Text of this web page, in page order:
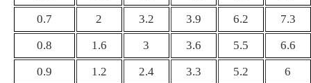
0.7
2 3.2 3.9 6.2
7.3
0.8
1.6 3 3.6 5.5
6.6
0.9
1.2 2.4 3.3 5.2
6